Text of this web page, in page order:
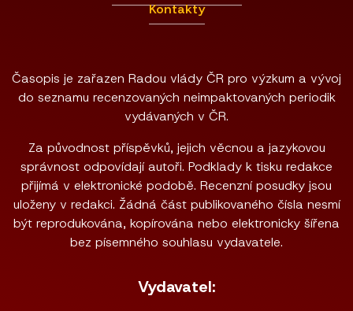
Kontakty
Časopis je zařazen Radou vlády ČR pro výzkum a vývoj
do seznamu recenzovaných neimpaktovaných periodik
vydávaných v ČR.
Za původnost příspěvků, jejich věcnou a jazykovou
správnost odpovídají autoři. Podklady k tisku redakce
přijímá v elektronické podobě. Recenzní posudky jsou
uloženy v redakci. Žádná část publikovaného čísla nesmí
být reprodukována, kopírována nebo elektronicky šířena
bez písemného souhlasu vydavatele.
Vydavatel: